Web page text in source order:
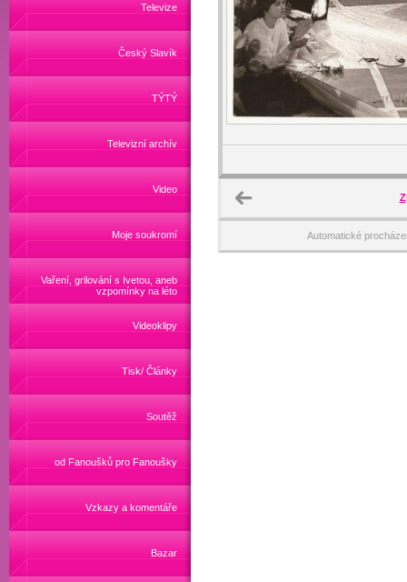
Televize
Český Slavík
TÝTÝ
Televizní archív
Video
Moje soukromí
Vaření, grilování s Ivetou, aneb
vzpomínky na léto
Videoklipy
Tisk/ Články
Soutěž
od Fanoušků pro Fanoušky
Vzkazy a komentáře
Bazar
Automatické